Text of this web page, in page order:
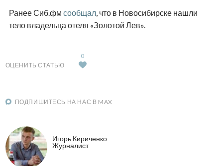
Ранее Сиб.фм сообщал, что в Новосибирске нашли
тело владельца отеля «Золотой Лев».
ОЦЕНИТЬ СТАТЬЮ
0
ПОДПИШИТЕСЬ НА НАС В MAX
Игорь Кириченко
Журналист